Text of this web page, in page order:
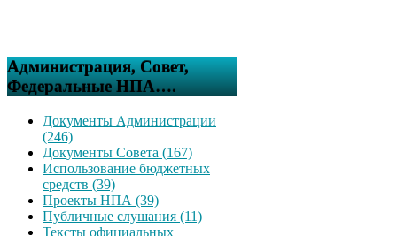
Администрация, Совет,
Федеральные НПА….
Документы Администрации
(246)
Документы Совета (167)
Использование бюджетных
средств (39)
Проекты НПА (39)
Публичные слушания (11)
Тексты официальных